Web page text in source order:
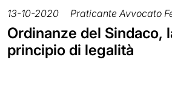
13-10-2020 Praticante Avvocato
Ordinanze del Sindaco,
principio di legalità